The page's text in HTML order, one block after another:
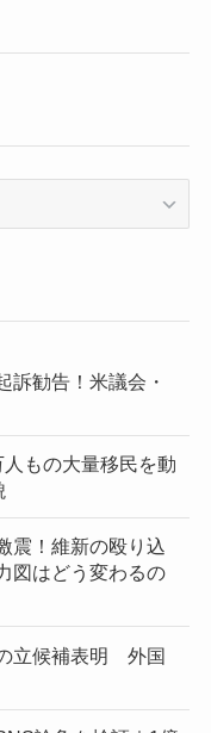
訴勧告！米議会・
人もの大量移民を動
震！維新の殴り込
図はどう変わるの
立候補表明 外国